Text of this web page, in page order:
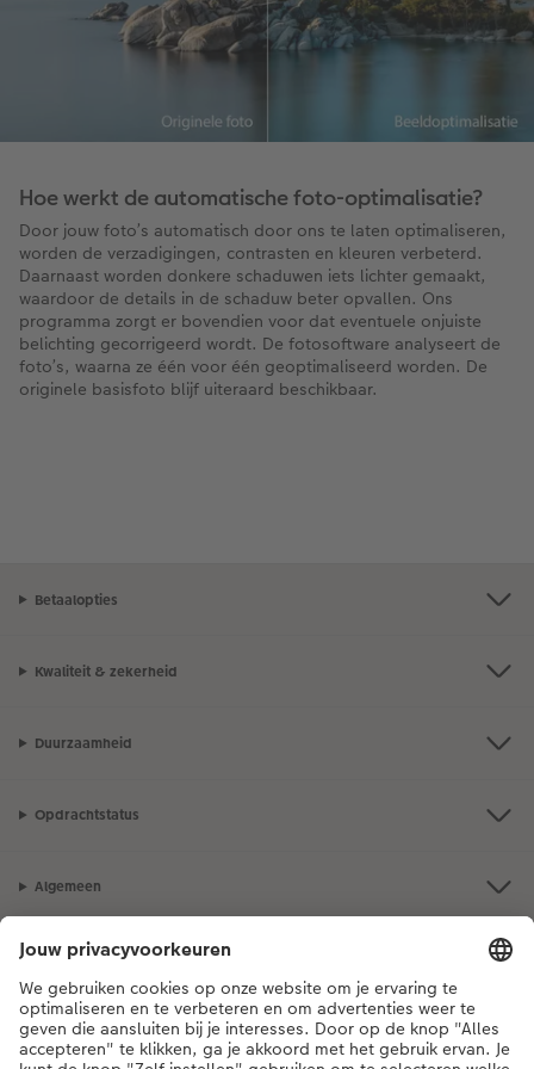
Hoe werkt de automatische foto-optimalisatie?
Door jouw foto’s automatisch door ons te laten optimaliseren,
worden de verzadigingen, contrasten en kleuren verbeterd.
Daarnaast worden donkere schaduwen iets lichter gemaakt,
waardoor de details in de schaduw beter opvallen. Ons
programma zorgt er bovendien voor dat eventuele onjuiste
belichting gecorrigeerd wordt. De fotosoftware analyseert de
foto’s, waarna ze één voor één geoptimaliseerd worden. De
originele basisfoto blijf uiteraard beschikbaar.
Betaalopties
Kwaliteit & zekerheid
Duurzaamheid
Opdrachtstatus
Algemeen
Assortiment
Als je een vraag hebt over een product of bestelling, bel ons dan gerust:
03 302 08 02 [ma - vr 9:00 tot 20:00 u | za 9:00 tot 17:00 u | zo 12:00 tot